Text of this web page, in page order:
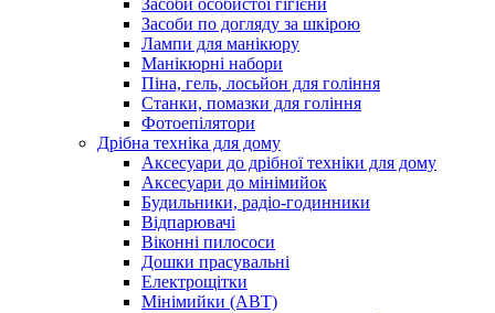
Засоби особистої гігієни
Засоби по догляду за шкірою
Лампи для манікюру
Манікюрні набори
Піна, гель, лосьйон для гоління
Станки, помазки для гоління
Фотоепілятори
Дрібна техніка для дому
Аксесуари до дрібної техніки для дому
Аксесуари до мінімийок
Будильники, радіо-годинники
Відпарювачі
Віконні пилососи
Дошки прасувальні
Електрощітки
Мінімийки (АВТ)